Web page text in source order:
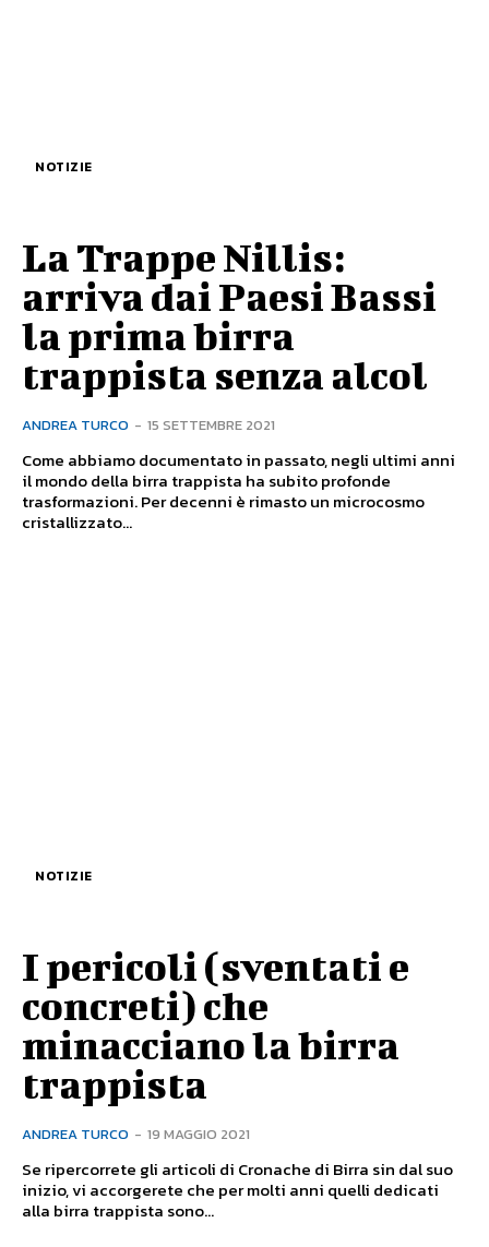
NOTIZIE
La Trappe Nillis:
arriva dai Paesi Bassi
la prima birra
trappista senza alcol
ANDREA TURCO - 15 SETTEMBRE 2021
Come abbiamo documentato in passato, negli ultimi anni
il mondo della birra trappista ha subito profonde
trasformazioni. Per decenni è rimasto un microcosmo
cristallizzato...
NOTIZIE
I pericoli (sventati e
concreti) che
minacciano la birra
trappista
ANDREA TURCO - 19 MAGGIO 2021
Se ripercorrete gli articoli di Cronache di Birra sin dal suo
inizio, vi accorgerete che per molti anni quelli dedicati
alla birra trappista sono...